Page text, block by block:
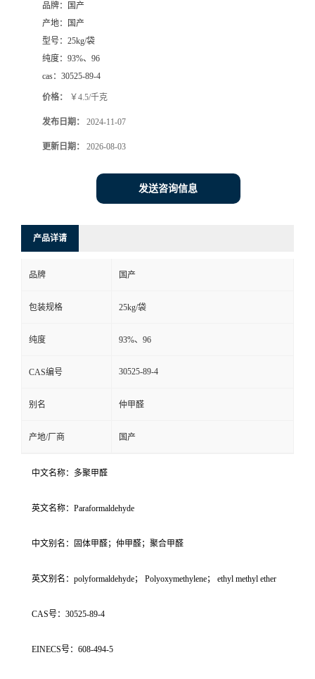
品牌：
国产
产地：
国产
型号： 25kg/袋
纯度： 93%、96
cas： 30525-89-4
价格： ￥4.5/千克
发布日期： 2024-11-07
更新日期： 2026-08-03
发送咨询信息
产品详请
品牌 国产
包装规格 25kg/袋
纯度 93%、96
CAS编号 30525-89-4
别名 仲甲醛
产地/厂商 国产
中文名称：多聚甲醛
英文名称：Paraformaldehyde
中文别名：固体甲醛；仲甲醛；聚合甲醛
英文别名：polyformaldehyde； Polyoxymethylene； ethyl methyl ether
CAS号：30525-89-4
EINECS号：608-494-5